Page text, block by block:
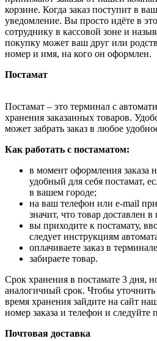
корзине. Когда заказ поступит в
уведомление. Вы просто идёте в
сотруднику в кассовой зоне и
покупку может ваш друг или
номер и имя, на кого он оформлен.
Постамат
Постамат – это терминал с
хранения заказанных товаров.
может забрать заказ в любое
Как работать с постаматом:
в момент оформления заказа
удобный для себя постамат,
в вашем городе;
на ваш телефон или e-mail
значит, что товар доставлен в
вы приходите к постамату,
следует инструкциям
оплачиваете заказ в
забираете товар.
Срок хранения в постамате 3 дня,
аналогичный срок. Чтобы
время хранения зайдите на сайт
номер заказа и телефон и следуйте
Почтовая доставка